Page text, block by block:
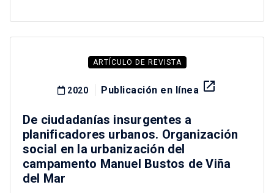
ARTÍCULO DE REVISTA
2020 Publicación en línea launch
De ciudadanías insurgentes a
planificadores urbanos. Organización
social en la urbanización del
campamento Manuel Bustos de Viña
del Mar